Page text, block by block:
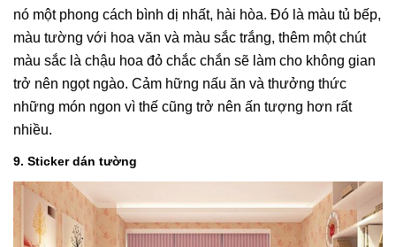
nó một phong cách bình dị nhất, hài hòa. Đó là màu tủ bếp,
màu tường với hoa văn và màu sắc trắng, thêm một chút
màu sắc là chậu hoa đỏ chắc chắn sẽ làm cho không gian
trở nên ngọt ngào. Cảm hững nấu ăn và thưởng thức
những món ngon vì thế cũng trở nên ấn tượng hơn rất
nhiều.
9. Sticker dán tường